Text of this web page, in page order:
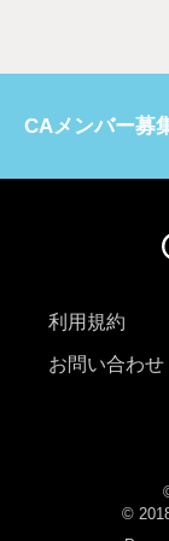
CAメンバー募
利用規約
お問い合わせ
©